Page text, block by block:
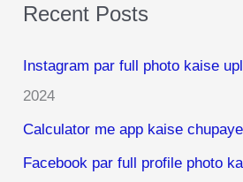
r
h
f
o
r
Recent Posts
Instagram par full photo kaise
2024
Calculator me app kaise chupaye
Facebook par full profile photo